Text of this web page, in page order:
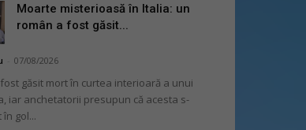
Moarte misterioasă în Italia: un
român a fost găsit...
07/08/2026
găsit mort în curtea interioară a unui
iar anchetatorii presupun că acesta s-
gol...